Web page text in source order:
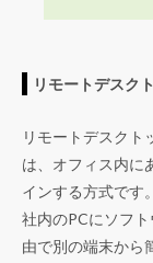
リモートデスク
リモートデスクト
は、オフィス内に
インする方式です。
社内のPCにソフ
由で別の端末から